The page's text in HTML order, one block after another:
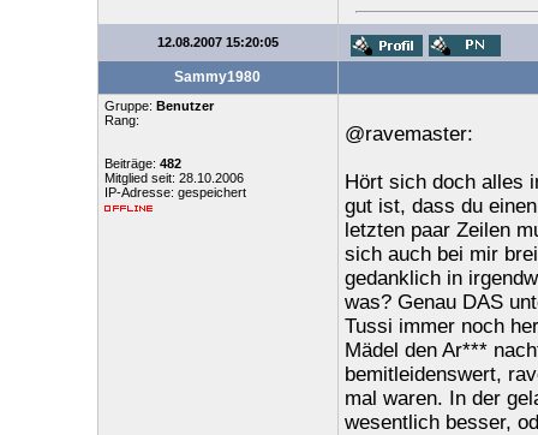
12.08.2007 15:20:05
Sammy1980
Gruppe: Benutzer
Rang:
Beiträge: 482
Mitglied seit: 28.10.2006
IP-Adresse: gespeichert
@ravemaster:
Hört sich doch alles
gut ist, dass du
letzten paar Zeilen
sich auch bei mir
gedanklich in
was? Genau DAS
Tussi immer noch
Mädel den Ar***
bemitleidenswert,
mal waren. In der
wesentlich besser,